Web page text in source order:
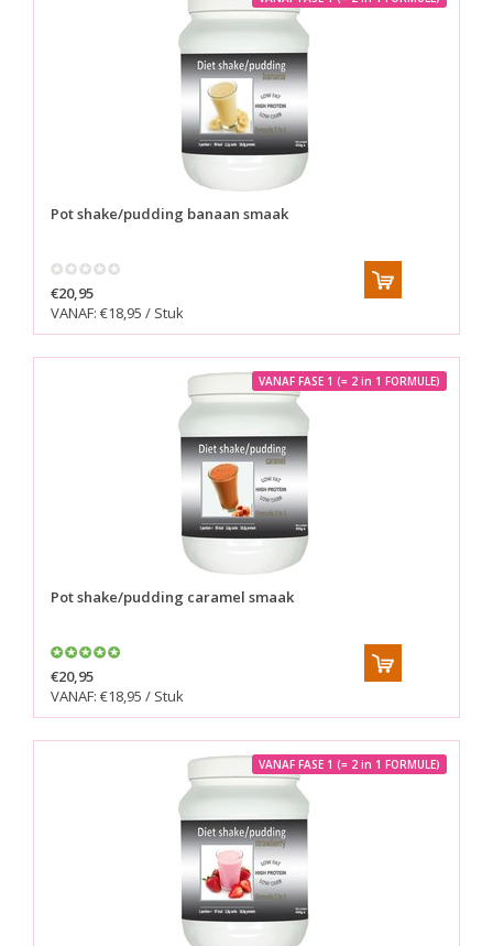
Pot shake/pudding banaan smaak
€20,95
VANAF: €18,95 / Stuk
VANAF FASE 1 (= 2 in 1 FORMULE)
Pot shake/pudding caramel smaak
€20,95
VANAF: €18,95 / Stuk
VANAF FASE 1 (= 2 in 1 FORMULE)